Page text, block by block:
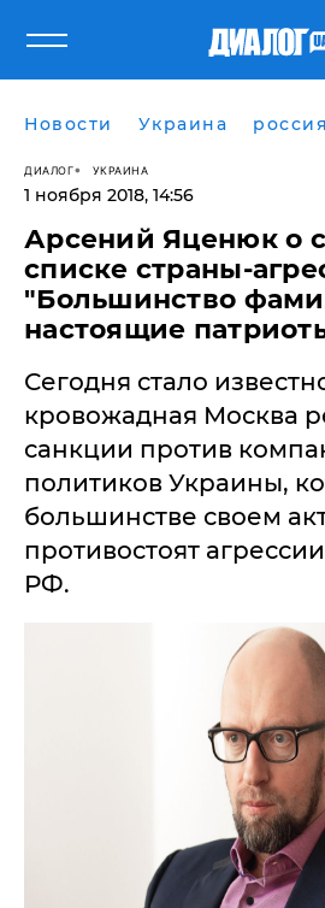
Новости Украина россия
ДИАЛОГ УКРАИНА
1 ноября 2018, 14:56
Арсений Яценюк о
списке страны-
"Большинство
настоящие
Сегодня стало
кровожадная Москва
санкции против
политиков Украины,
большинстве своем
противостоят
РФ.